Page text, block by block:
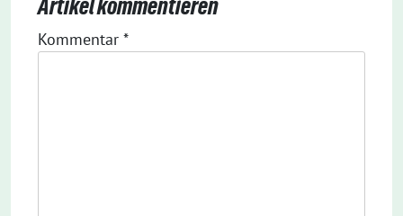
Artikel kommentieren
Kommentar *